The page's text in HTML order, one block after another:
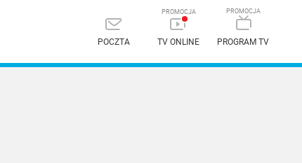
POCZTA TV ONLINE PROGRAM TV